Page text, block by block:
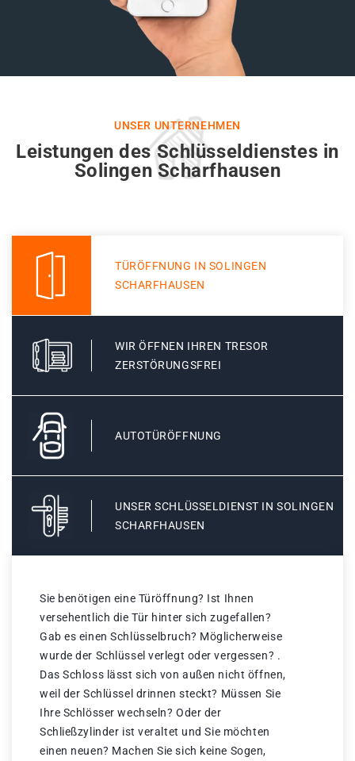
UNSER UNTERNEHMEN
Leistungen des Schlüsseldienstes in
Solingen Scharfhausen
TÜRÖFFNUNG IN SOLINGEN
SCHARFHAUSEN
WIR ÖFFNEN IHREN TRESOR
ZERSTÖRUNGSFREI
AUTOTÜRÖFFNUNG
UNSER SCHLÜSSELDIENST IN SOLINGEN
SCHARFHAUSEN
Sie benötigen eine Türöffnung? Ist Ihnen
versehentlich die Tür hinter sich zugefallen?
Gab es einen Schlüsselbruch? Möglicherweise
wurde der Schlüssel verlegt oder vergessen? .
Das Schloss lässt sich von außen nicht öffnen,
weil der Schlüssel drinnen steckt? Müssen Sie
Ihre Schlösser wechseln? Oder der
Schließzylinder ist veraltet und Sie möchten
einen neuen? Machen Sie sich keine Sogen,